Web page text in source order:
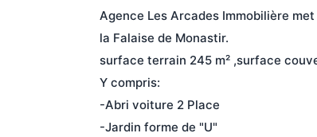
Agence Les Arcades Immobilière
la Falaise de Monastir.
surface terrain 245 m² ,surface
Y compris:
-Abri voiture 2 Place
-Jardin forme de "U"